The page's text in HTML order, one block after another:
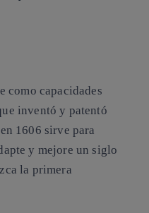
como capacidades
inventó y patentó
1606 sirve para
y mejore un siglo
la primera